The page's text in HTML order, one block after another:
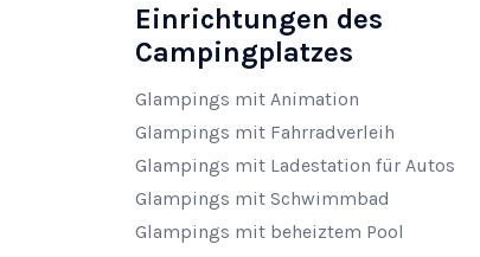
Einrichtungen des
Campingplatzes
Glampings mit Animation
Glampings mit Fahrradverleih
Glampings mit Ladestation für Autos
Glampings mit Schwimmbad
Glampings mit beheiztem Pool